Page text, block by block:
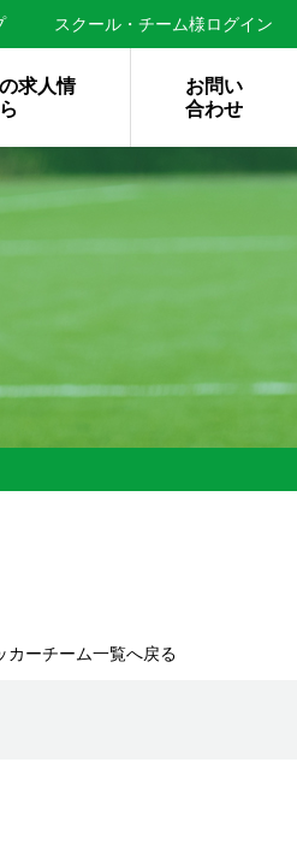
スクール・チーム様ログイン
求人情
お問い
合わせ
カーチーム一覧へ戻る